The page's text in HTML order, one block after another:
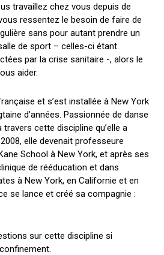
travaillez chez vous depuis de
ressentez le besoin de faire de
sans pour autant prendre un
de sport – celles-ci étant
par la crise sanitaire -, alors le
aider.
et s’est installée à New York
d’années. Passionnée de danse
travers cette discipline qu’elle a
elle devenait professeure
School à New York, et après ses
de rééducation et dans
à New York, en Californie et en
se lance et créé sa compagnie :
sur cette discipline si